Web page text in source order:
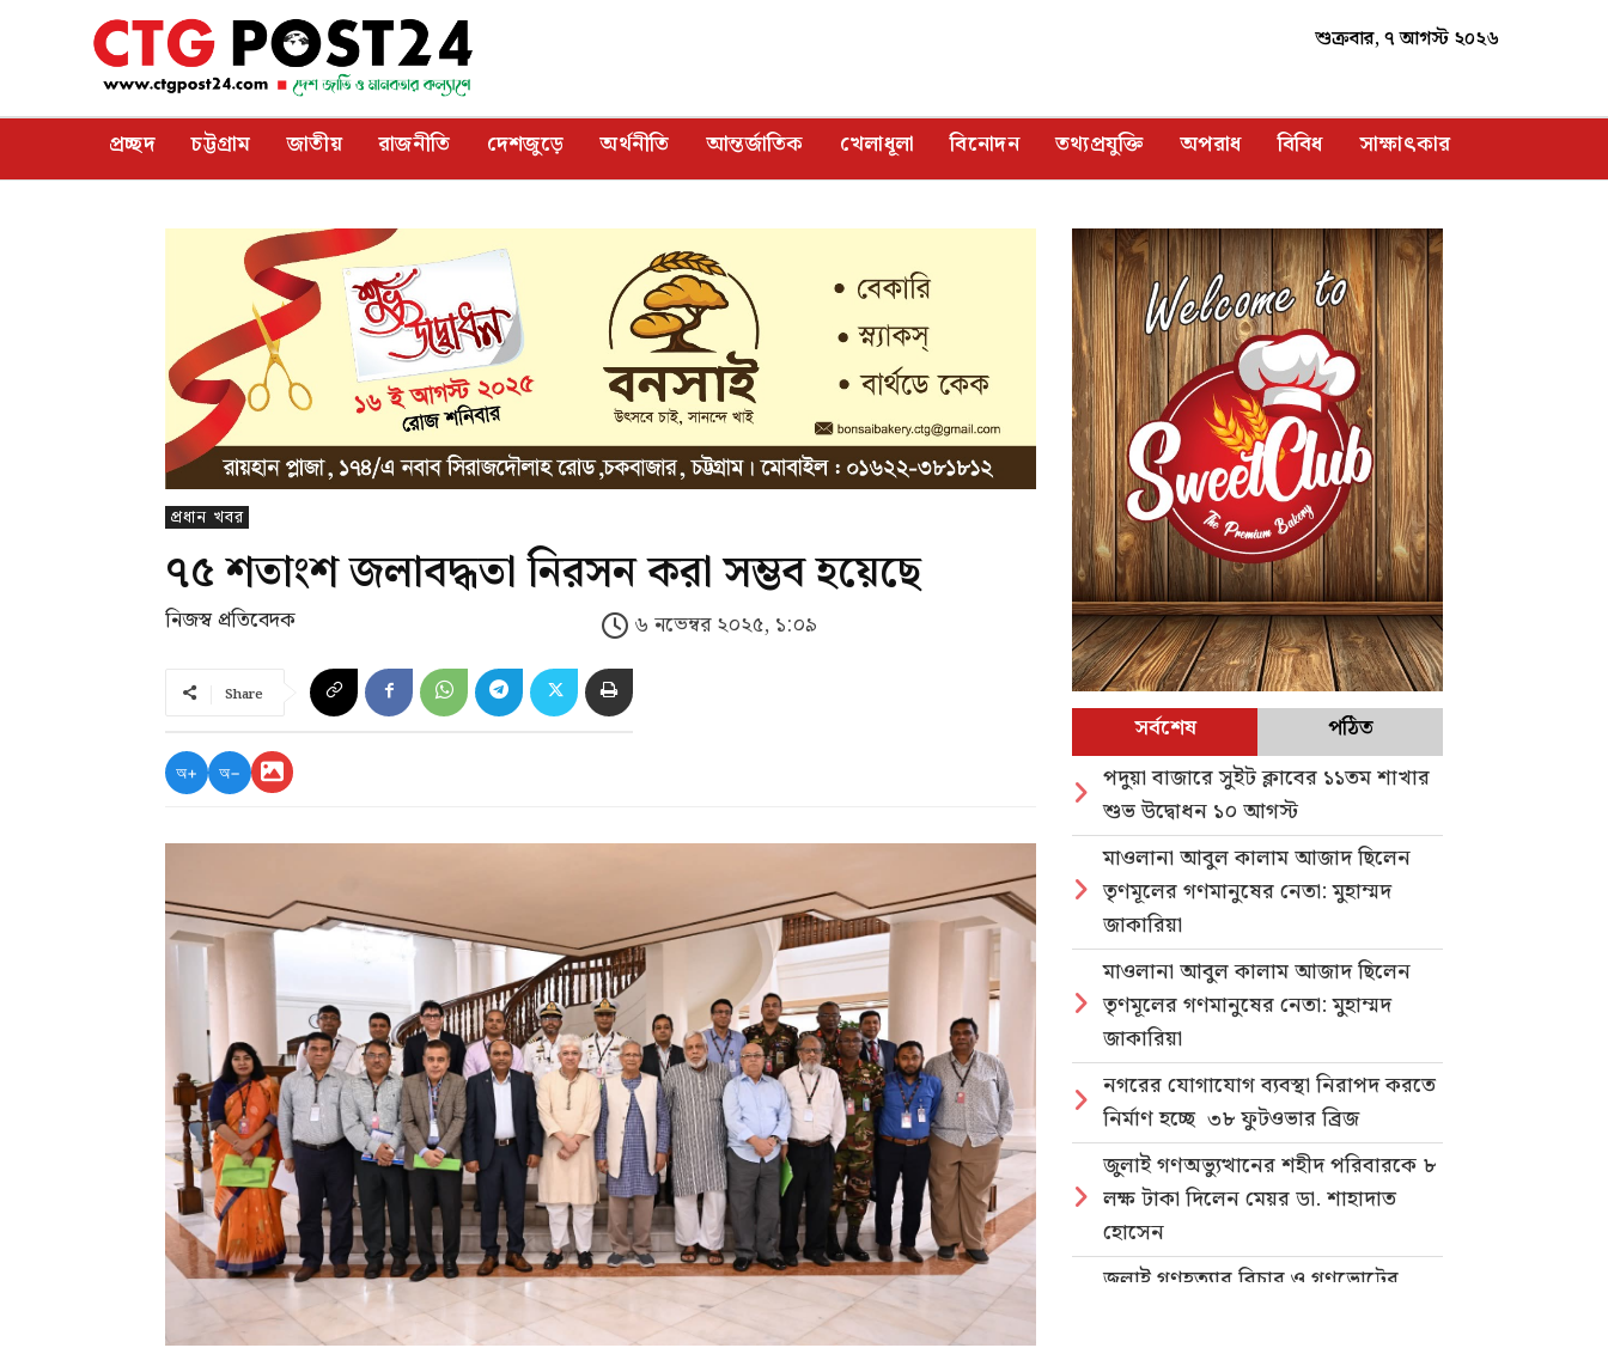
শুক্রবার, ৭ আগস্ট ২০২৬
প্রচ্ছদ চট্টগ্রাম জাতীয় রাজনীতি দেশজুড়ে অর্থনীতি আন্তর্জাতিক খেলাধূলা বিনোদন তথ্যপ্রযুক্তি অপরাধ বিবিধ সাক্ষাৎকার
প্রধান খবর
৭৫ শতাংশ জলাবদ্ধতা নিরসন করা সম্ভব হয়েছে
নিজস্ব প্রতিবেদক ৬ নভেম্বর ২০২৫, ১:০৯
Share
অ+ অ−
সর্বশেষ
পঠিত
পদুয়া বাজারে সুইট ক্লাবের ১১তম শাখার
শুভ উদ্বোধন ১০ আগস্ট
মাওলানা আবুল কালাম আজাদ ছিলেন
তৃণমূলের গণমানুষের নেতা: মুহাম্মদ
জাকারিয়া
মাওলানা আবুল কালাম আজাদ ছিলেন
তৃণমূলের গণমানুষের নেতা: মুহাম্মদ
জাকারিয়া
নগরের যোগাযোগ ব্যবস্থা নিরাপদ করতে
নির্মাণ হচ্ছে ৩৮ ফুটওভার ব্রিজ
জুলাই গণঅভ্যুত্থানের শহীদ পরিবারকে ৮
লক্ষ টাকা দিলেন মেয়র ডা. শাহাদাত
হোসেন
জুলাই গণহত্যার বিচার ও গণভোটের